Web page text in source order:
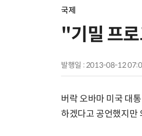
국제
"기밀 프
발행일 : 2013-08-12
버락 오바마 미국 대
하겠다고 공언했지만